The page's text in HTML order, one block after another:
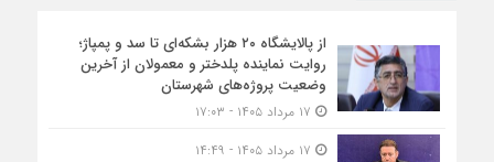
از پالایشگاه ۲۰ هزار بشکه‌ای تا سد و پمپاژ؛
روایت نماینده پلدختر و معمولان از آخرین
وضعیت پروژه‌های شهرستان